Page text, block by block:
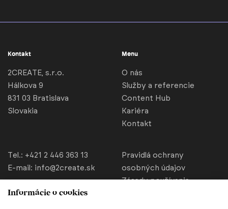
Kontakt
2CREATE, s.r.o.
Hálkova 9
831 03 Bratislava
Slovakia
Tel.: +421 2 446 363 13
E-mail: info@2create.sk
Menu
O nás
Služby a referencie
Content Hub
Kariéra
Kontakt
Pravidlá ochrany
osobných údajov
Zásady používania
Informácie o cookies